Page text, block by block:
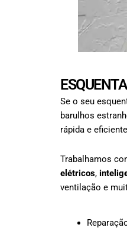
Se o seu
barulhos
rápida e
Trabalhamos
elétricos,
ventilação e